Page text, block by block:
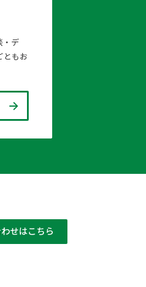
・デ
ともお
せはこちら